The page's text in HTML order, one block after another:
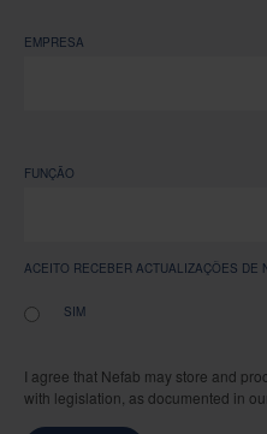
EMPRESA
FUNÇÃO
ACEITO RECEBER ACTUALIZAÇÕES DE
SIM
I agree that Nefab may store and
with legislation, as documented in